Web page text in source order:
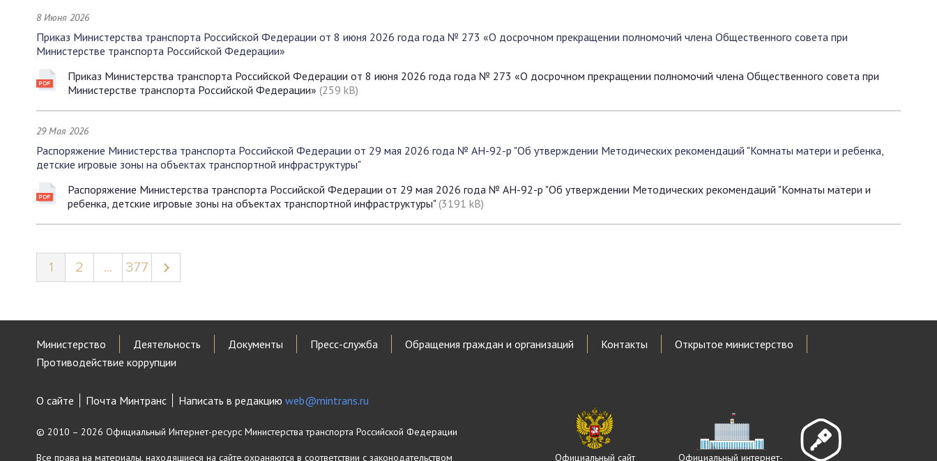
8 Июня 2026
Приказ Министерства транспорта Российской Федерации от 8 июня 2026 года года № 273 «О досрочном прекращении полномочий члена Общественного совета при
Министерстве транспорта Российской Федерации»
Приказ Министерства транспорта Российской Федерации от 8 июня 2026 года года № 273 «О досрочном прекращении полномочий члена Общественного совета при
Министерстве транспорта Российской Федерации» (259 kB)
29 Мая 2026
Распоряжение Министерства транспорта Российской Федерации от 29 мая 2026 года № АН-92-р "Об утверждении Методических рекомендаций "Комнаты матери и ребенка,
детские игровые зоны на объектах транспортной инфраструктуры"
Распоряжение Министерства транспорта Российской Федерации от 29 мая 2026 года № АН-92-р "Об утверждении Методических рекомендаций "Комнаты матери и
ребенка, детские игровые зоны на объектах транспортной инфраструктуры"(3191 kB)
1 2 ... 377
Министерство Деятельность Документы Пресс-служба Обращения граждан и организаций Контакты
Открытое министерство
Противодействие коррупции
О сайте Почта Минтранс Написать в редакцию web@mintrans.ru
© 2010 – 2026 Официальный Интернет-ресурс Министерства транспорта Российской Федерации
Все права на материалы, находящиеся на сайте,охраняются в соответствии с законодательством Официальный сайт Официальный интернет-